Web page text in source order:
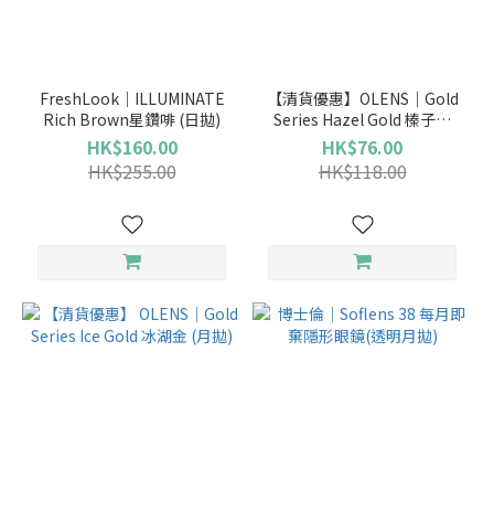
(37)
FreshLook｜ILLUMINATE
Rich Brown星鑽啡 (日拋)
HK$160.00
HK$255.00
【清貨優惠】OLENS｜Gold
Series Hazel Gold 榛子金
(月拋)
HK$76.00
HK$118.00